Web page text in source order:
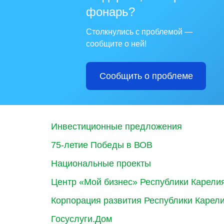
фонарь?
Столкнулись с проблемой —
сообщите о ней!
Сообщить о проблеме
Инвестиционные предложения
75-летие Победы в ВОВ
Национальные проекты
Центр «Мой бизнес» Республики
Корпорация развития Республики
Госуслуги.Дом